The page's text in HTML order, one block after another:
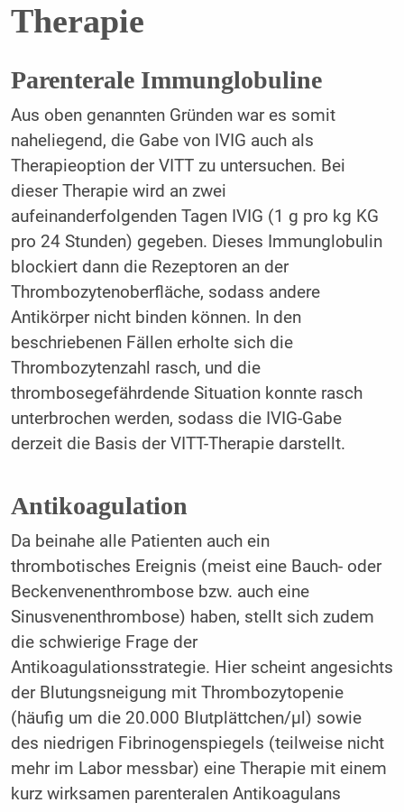
Therapie
Parenterale Immunglobuline
Aus oben genannten Gründen war es somit
naheliegend, die Gabe von IVIG auch als
Therapieoption der VITT zu untersuchen. Bei
dieser Therapie wird an zwei
aufeinanderfolgenden Tagen IVIG (1 g pro kg KG
pro 24 Stunden) gegeben. Dieses Immunglobulin
blockiert dann die Rezeptoren an der
Thrombozytenoberfläche, sodass andere
Antikörper nicht binden können. In den
beschriebenen Fällen erholte sich die
Thrombozytenzahl rasch, und die
thrombosegefährdende Situation konnte rasch
unterbrochen werden, sodass die IVIG-Gabe
derzeit die Basis der VITT-Therapie darstellt.
Antikoagulation
Da beinahe alle Patienten auch ein
thrombotisches Ereignis (meist eine Bauch- oder
Beckenvenenthrombose bzw. auch eine
Sinusvenenthrombose) haben, stellt sich zudem
die schwierige Frage der
Antikoagulationsstrategie. Hier scheint angesichts
der Blutungsneigung mit Thrombozytopenie
(häufig um die 20.000 Blutplättchen/µl) sowie
des niedrigen Fibrinogenspiegels (teilweise nicht
mehr im Labor messbar) eine Therapie mit einem
kurz wirksamen parenteralen Antikoagulans